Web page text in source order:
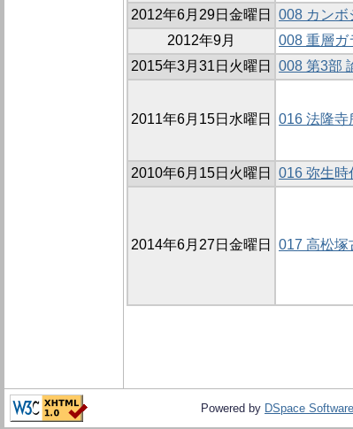
2012年6月29日金曜日 008 カンボ
2012年9月
008 重層ガ
2015年3月31日火曜日
008 第3部
2011年6月15日水曜日 016 法隆寺
2010年6月15日火曜日
016 弥生時
2014年6月27日金曜日 017 高松塚
Powered by DSpace Software